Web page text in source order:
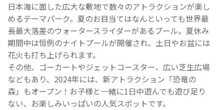
日本海に面した広大な敷地で数々のアトラクションが楽し
めるテーマパーク。夏のお目当てはなんといっても世界最
長最大落差のウォータースライダーがあるプール。夏休み
期間中は恒例のナイトプールが開催され、土日やお盆には
花火も打ち上げられます。
その他、ゴーカートやジェットコースター、広い芝生広場
などもあり、2024年には、新アトラクション「恐竜の
森」もオープン！お子様と一緒に1日中遊んでも遊び足り
ない、お楽しみいっぱいの人気スポットです。